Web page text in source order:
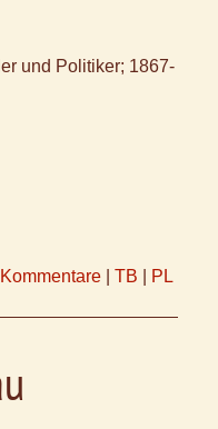
und Politiker; 1867-
Kommentare TB PL